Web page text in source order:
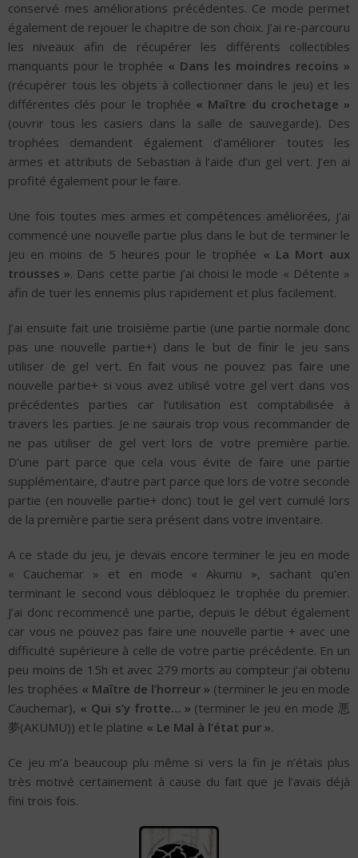
conservé mes améliorations précédentes. Ce mode permet
également de rejouer le chapitre de son choix. J’ai re-parcouru
les niveaux afin de récupérer les différents collectibles
manquants pour le trophée « Dans les moindres recoins »
(récupérer tous les objets à collectionner dans le jeu) et les
différentes clés pour le trophée « Maître du crochetage »
(ouvrir tous les casiers dans la salle de sauvegarde). Des
trophées demandent également d’améliorer toutes les
armes et attributs de Sebastian à l’aide d’un gel vert. J’en ai
profité également pour le faire.
Une fois toutes mes armes et compétences améliorées, j’ai
commencé une nouvelle partie plus dans le but de terminer le
jeu en moins de 5 heures pour le trophée « La Mort aux
trousses ». Dans cette partie j’ai choisi le mode « Détente »
afin de tuer les ennemis plus rapidement et plus facilement.
J’ai ensuite fait une troisième partie (une partie normale donc
pas une nouvelle partie+) dans le but de finir le jeu sans
utiliser de gel vert. En fait vous ne pouvez pas faire une
nouvelle partie+ si vous avez utilisé votre gel vert dans vos
précédentes parties car l’utilisation est comptabilisée à
travers les parties. Je ne saurais trop vous recommander de
ne pas utiliser de gel vert lors de votre première partie.
D’une part parce que cela vous évite de faire une partie
supplémentaire, d’autre part parce que lors de votre seconde
partie (en nouvelle partie+ donc) tout le gel vert cumulé lors
de la première partie sera présent dans votre inventaire.
A ce stade du jeu, je devais encore terminer le jeu en mode
« Cauchemar » et en mode « Akumu », sachant qu’en
terminant le second vous débloquez le trophée du premier.
J’ai donc recommencé une partie, depuis le début également
car vous ne pouvez pas faire une nouvelle partie + avec une
difficulté supérieure à celle de votre partie précédente. En un
peu moins de 15h et avec 279 morts au compteur j’ai obtenu
les trophées « Maître de l’horreur » (terminer le jeu en mode
Cauchemar), « Qui s’y frotte… » (terminer le jeu en mode 悪
夢(AKUMU)) et le platine « Le Mal à l’état pur ».
Ce jeu m’a beaucoup plu même si vers la fin je n’étais plus
très motivé certainement à cause du fait que je l’avais déjà
fini trois fois.